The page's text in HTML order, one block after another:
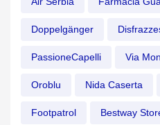
Doppelgänger
PassioneCapelli Via
Oroblu Nida Caserta
Footpatrol Bestway